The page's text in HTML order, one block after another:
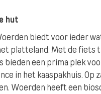
hut
biedt voor ieder
platteland. Met de fiets
een prima plek
in het kaaspakhuis.
Woerden heeft een